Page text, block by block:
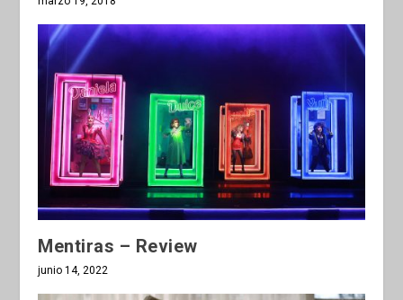
Mentiras – Review
junio 14, 2022